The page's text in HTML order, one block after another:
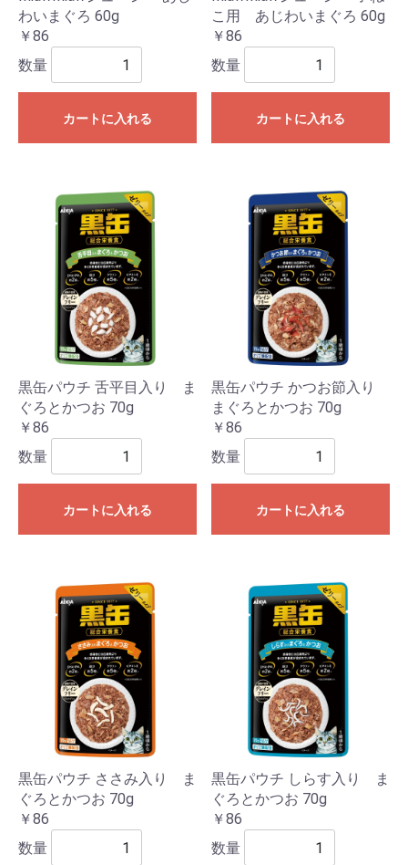
わいまぐろ 60g
￥86
数量
カートに入れる
こ用 あじわいまぐろ 60g
￥86
数量
カートに入れる
黒缶パウチ 舌平目入り ま
ぐろとかつお 70g
￥86
数量
カートに入れる
黒缶パウチ かつお節入り
まぐろとかつお 70g
￥86
数量
カートに入れる
黒缶パウチ ささみ入り ま
ぐろとかつお 70g
￥86
数量
黒缶パウチ しらす入り ま
ぐろとかつお 70g
￥86
数量